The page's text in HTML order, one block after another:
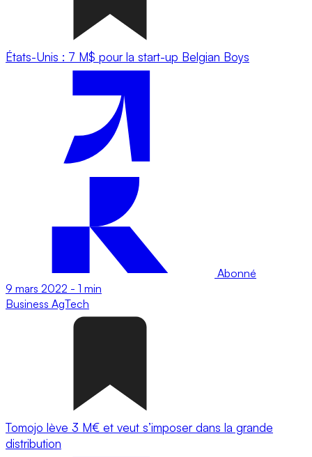
États-Unis : 7 M$ pour la start-up Belgian Boys
Abonné
9 mars 2022 - 1 min
Business AgTech
Tomojo lève 3 M€ et veut s’imposer dans la grande
distribution